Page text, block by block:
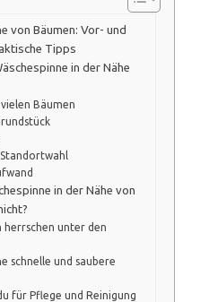
von Bäumen: Vor- und
Tipps
in der Nähe
Bäumen
in der Nähe von
herrschen unter den
schnelle und saubere
für Pflege und Reinigung